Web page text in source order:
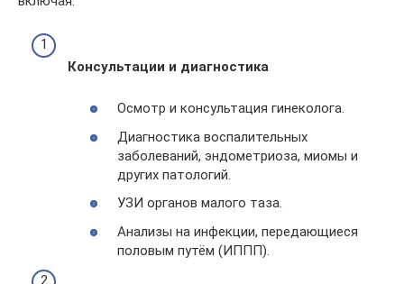
Консультации и диагностика
Осмотр и консультация гинеколога.
Диагностика воспалительных
заболеваний, эндометриоза, миомы и
других патологий.
УЗИ органов малого таза.
Анализы на инфекции, передающиеся
половым путём (ИППП).